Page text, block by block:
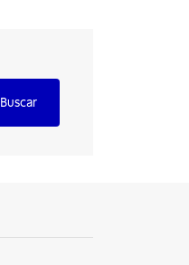
Buscar